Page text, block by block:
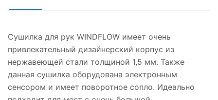
Сушилка для рук WINDFLOW имеет очень
привлекательный дизайнерский корпус из
нержавеющей стали толщиной 1,5 мм. Также
данная сушилка оборудована электронным
сенсором и имеет поворотное сопло. Идеально